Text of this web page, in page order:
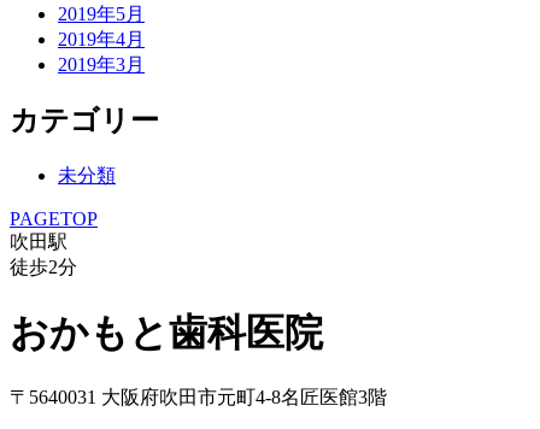
2019年5月
2019年4月
2019年3月
カテゴリー
未分類
PAGETOP
吹田駅
徒歩2分
おかもと歯科医院
〒5640031 大阪府吹田市元町4-8名匠医館3階